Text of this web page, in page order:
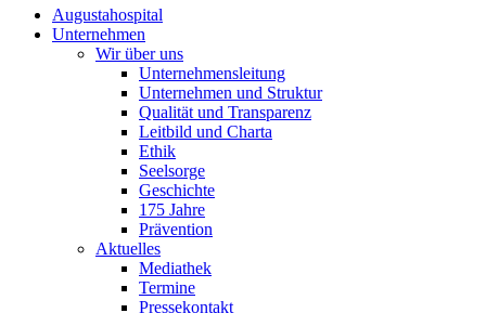
Augustahospital
Unternehmen
Wir über uns
Unternehmensleitung
Unternehmen und Struktur
Qualität und Transparenz
Leitbild und Charta
Ethik
Seelsorge
Geschichte
175 Jahre
Prävention
Aktuelles
Mediathek
Termine
Pressekontakt